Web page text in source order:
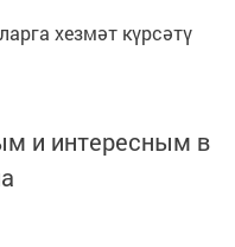
хезмәт күрсәтү
и интересным в